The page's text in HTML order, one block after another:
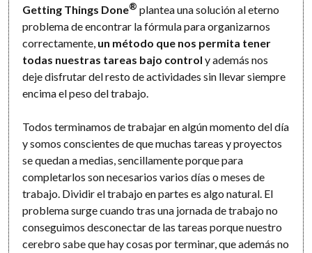
Getting Things Done® plantea una solución al eterno
problema de encontrar la fórmula para organizarnos
correctamente, un método que nos permita tener
todas nuestras tareas bajo control y además nos
deje disfrutar del resto de actividades sin llevar siempre
encima el peso del trabajo.
Todos terminamos de trabajar en algún momento del día
y somos conscientes de que muchas tareas y proyectos
se quedan a medias, sencillamente porque para
completarlos son necesarios varios días o meses de
trabajo. Dividir el trabajo en partes es algo natural. El
problema surge cuando tras una jornada de trabajo no
conseguimos desconectar de las tareas porque nuestro
cerebro sabe que hay cosas por terminar, que además no